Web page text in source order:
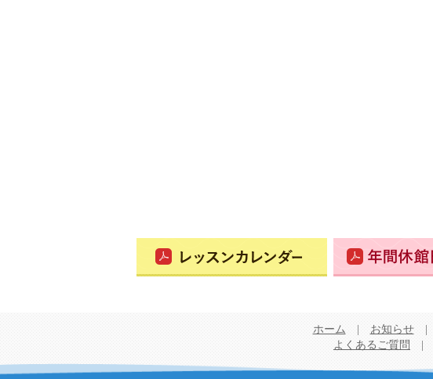
ホーム お知らせ|
よくあるご質問